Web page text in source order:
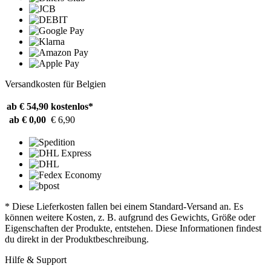
Versandkosten für Belgien
ab € 54,90 kostenlos*
ab € 0,00 € 6,90
* Diese Lieferkosten fallen bei einem Standard-Versand an. Es
können weitere Kosten, z. B. aufgrund des Gewichts, Größe oder
Eigenschaften der Produkte, entstehen. Diese Informationen findest
du direkt in der Produktbeschreibung.
Hilfe & Support